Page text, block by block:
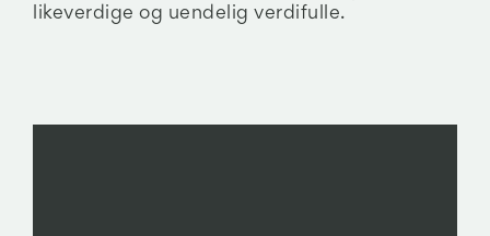
likeverdige og uendelig verdifulle.